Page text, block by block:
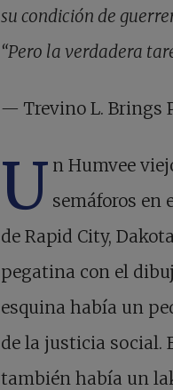
su condición de
“Pero la verdadera
— Trevino L. Brings
U n Humvee
semáforos en
de Rapid City,
pegatina con el
esquina había un
de la justicia social.
también había un